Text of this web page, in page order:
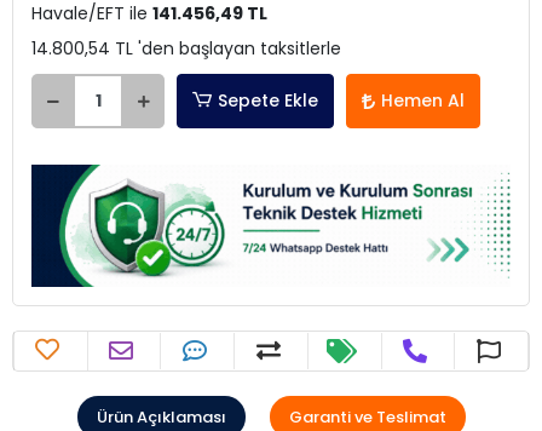
Havale/EFT ile 141.456,49 TL
14.800,54 TL 'den başlayan taksitlerle
Sepete Ekle Hemen Al
Ürün Açıklaması Garanti ve Teslimat